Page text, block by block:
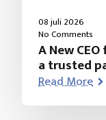
08 juli 2026
No Comments
A New
a trusted
Read More